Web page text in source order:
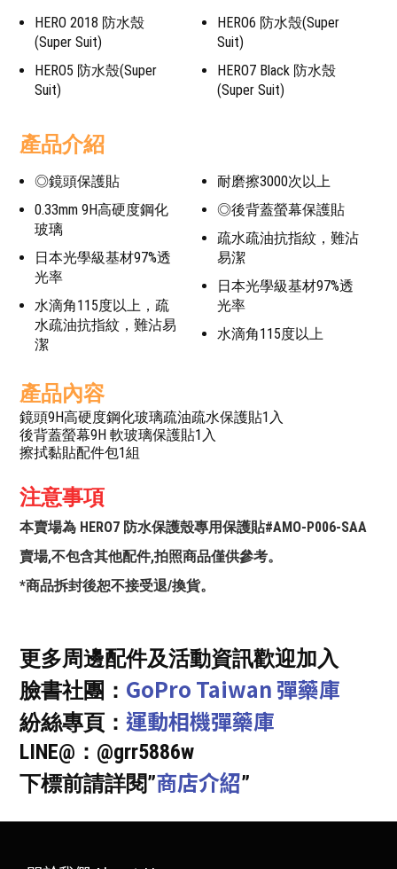
HERO 2018 防水殼
(Super Suit)
HERO5 防水殼(Super
Suit)
HERO6 防水殼(Super
Suit)
HERO7 Black 防水殼
(Super Suit)
產品介紹
◎鏡頭保護貼
0.33mm 9H高硬度鋼化
玻璃
日本光學級基材97%透
光率
水滴角115度以上，疏
水疏油抗指紋，難沾易
潔
耐磨擦3000次以上
◎後背蓋螢幕保護貼
疏水疏油抗指紋，難沾
易潔
日本光學級基材97%透
光率
水滴角115度以上
產品內容
鏡頭9H高硬度鋼化玻璃疏油疏水保護貼1入
後背蓋螢幕9H 軟玻璃保護貼1入
擦拭黏貼配件包1組
注意事項
本賣場為 HERO7 防水保護殼專用保護貼#AMO-P006-SAA
賣場,不包含其他配件,拍照商品僅供參考。
*商品拆封後恕不接受退/換貨。
更多周邊配件及活動資訊歡迎加入
臉書社團： GoPro Taiwan 彈藥庫
紛絲專頁： 運動相機彈藥庫
LINE@：@grr5886w
下標前請詳閱”商店介紹”